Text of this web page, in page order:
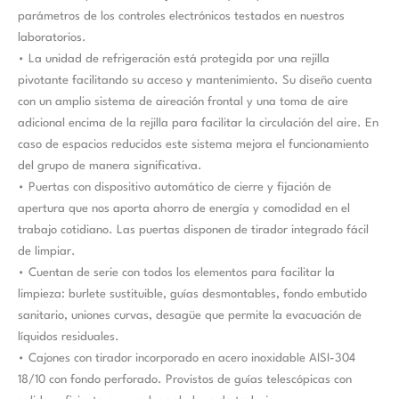
parámetros de los controles electrónicos testados en nuestros
laboratorios.
• La unidad de refrigeración está protegida por una rejilla
pivotante facilitando su acceso y mantenimiento. Su diseño cuenta
con un amplio sistema de aireación frontal y una toma de aire
adicional encima de la rejilla para facilitar la circulación del aire. En
caso de espacios reducidos este sistema mejora el funcionamiento
del grupo de manera significativa.
• Puertas con dispositivo automático de cierre y fijación de
apertura que nos aporta ahorro de energía y comodidad en el
trabajo cotidiano. Las puertas disponen de tirador integrado fácil
de limpiar.
• Cuentan de serie con todos los elementos para facilitar la
limpieza: burlete sustituible, guías desmontables, fondo embutido
sanitario, uniones curvas, desagüe que permite la evacuación de
líquidos residuales.
• Cajones con tirador incorporado en acero inoxidable AISI-304
18/10 con fondo perforado. Provistos de guías telescópicas con